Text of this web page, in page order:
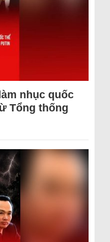
nhục quốc
Tổng thống